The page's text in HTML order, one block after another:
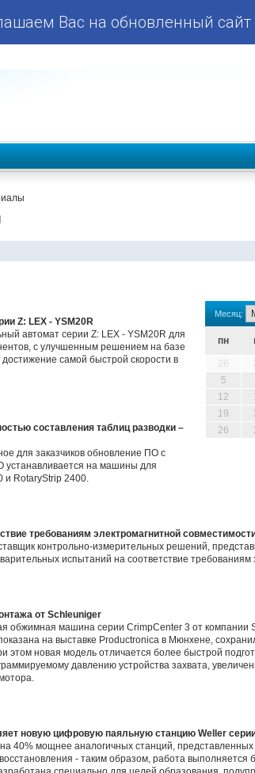
Вас на обновленный сайт
Месяц:
пн
26
5
12
19
26
Z: LEX - YSM20R
автомат серии Z: LEX - YSM20R для
с улучшенным решением на базе
самой быстрой скорости в
составления таблиц разводки –
для заказчиков обновление ПО с
устанавливается на машины для
и RotaryStrip 2400.
требованиям электромагнитной
контрольно-измерительных решений,
испытаний на соответствие требованиям
от Schleuniger
обжимная машина серии CrimpCenter 3 от компании
на выставке Productronica в Мюнхене,
новая модель отличается более быстрой
давлению устройства захвата,
новую цифровую паяльную станцию Weller
40% мощнее аналогичных станций,
- таким образом, работа выполняется